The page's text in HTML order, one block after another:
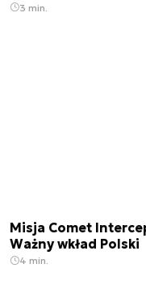
3 min.
Misja Comet
Ważny wkład Polski
4 min.